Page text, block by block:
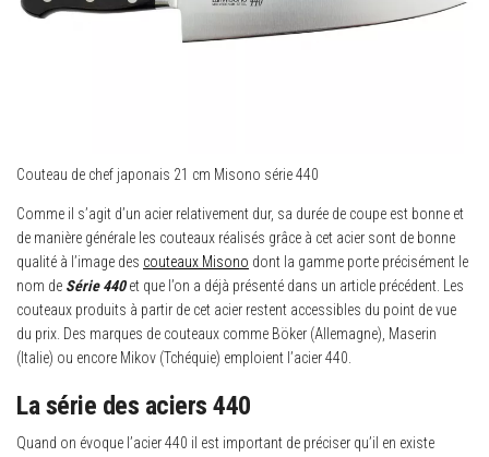
Couteau de chef japonais 21 cm Misono série 440
Comme il s’agit d’un acier relativement dur, sa durée de coupe est bonne et
de manière générale les couteaux réalisés grâce à cet acier sont de bonne
qualité à l’image des couteaux Misono dont la gamme porte précisément le
nom de Série 440et que l’on a déjà présenté dans un article précédent. Les
couteaux produits à partir de cet acier restent accessibles du point de vue
du prix. Des marques de couteaux comme Böker (Allemagne), Maserin
(Italie) ou encore Mikov (Tchéquie) emploient l’acier 440.
La série des aciers 440
Quand on évoque l’acier 440 il est important de préciser qu’il en existe